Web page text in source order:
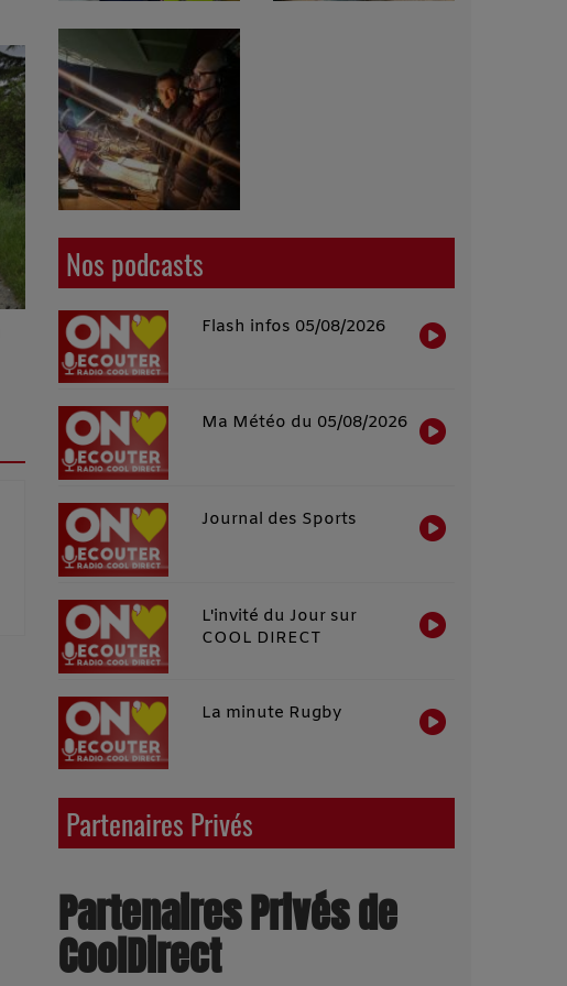
Nos podcasts
Flash infos 05/08/2026
Ma Météo du 05/08/2026
Journal des Sports
L'invité du Jour sur
COOL DIRECT
La minute Rugby
Partenaires Privés
Partenaires Privés de
CoolDirect